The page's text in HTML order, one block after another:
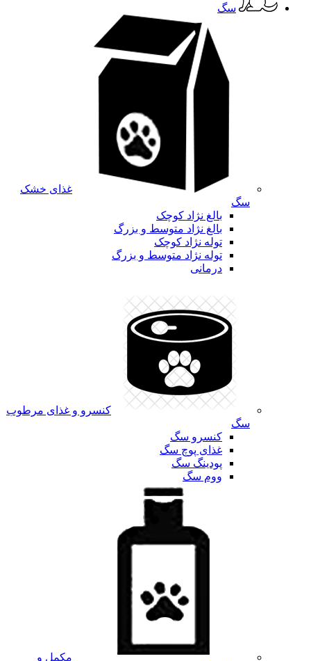
سگ
غذای خشک
سگ
بالغ نژاد کوچک
بالغ نژاد متوسط و بزرگ
توله نژاد کوچک
توله نژاد متوسط و بزرگ
درمانی
کنسرو و غذای مرطوب
سگ
کنسرو سگ
غذای پوچ سگ
پودینگ سگ
ووم سگ
مکمل و